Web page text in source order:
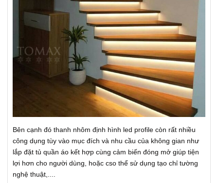
Bên cạnh đó thanh nhôm định hình led profile còn rất nhiều
công dụng tùy vào mục đích và nhu cầu của không gian như
lắp đặt tủ quần áo kết hợp cùng cảm biến đóng mở giúp tiện
lợi hơn cho người dùng, hoặc cso thể sử dụng tạo chỉ tường
nghệ thuật,....